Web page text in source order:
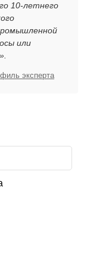
10-летнего
или
эксперта